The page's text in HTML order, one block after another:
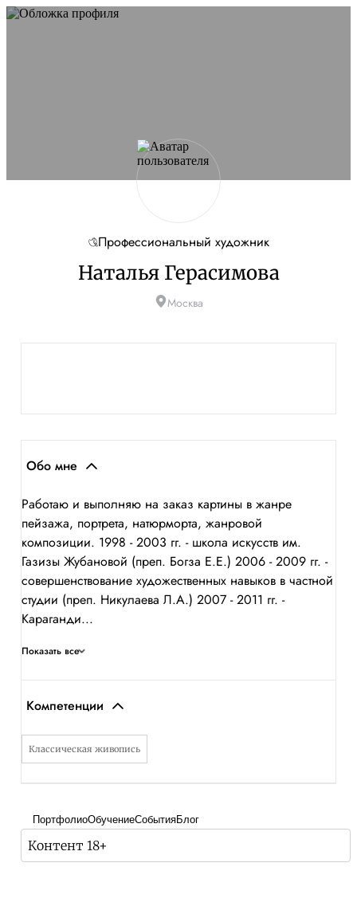
Профессиональный художник
Наталья Герасимова
Москва
Обо мне
Работаю и выполняю на заказ картины в жанре
пейзажа, портрета, натюрморта, жанровой
композиции. 1998 - 2003 гг. - школа искусств им.
Газизы Жубановой (преп. Богза Е.Е.) 2006 - 2009 гг. -
совершенствование художественных навыков в частной
студии (преп. Никулаева Л.А.) 2007 - 2011 гг. -
Караганди...
Показать все
Компетенции
Классическая живопись
ПортфолиоОбучениеСобытияБлог
Контент 18+